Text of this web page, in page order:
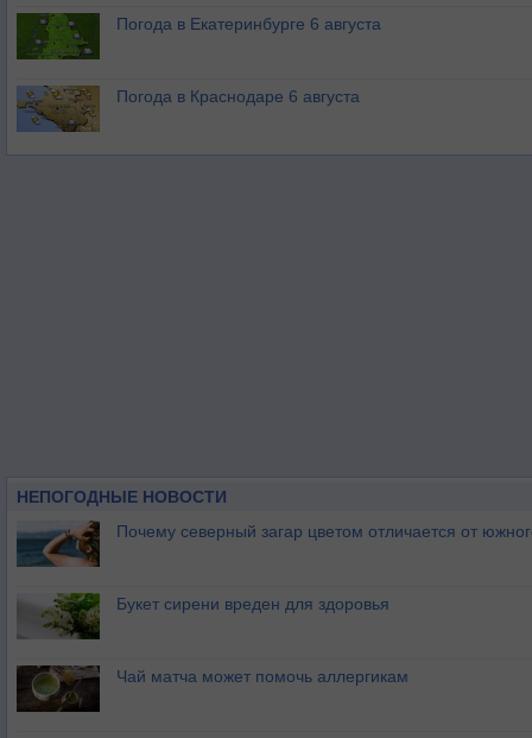
Погода в Екатеринбурге 6 августа
Погода в Краснодаре 6 августа
НЕПОГОДНЫЕ НОВОСТИ
Почему северный загар цветом отличается от
Букет сирени вреден для здоровья
Чай матча может помочь аллергикам